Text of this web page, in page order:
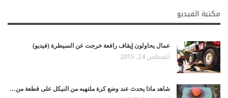
مكتبة الفيديو
عمال يحاولون إيقاف رافعة خرجت عن السيطرة (فيديو)
أغسطس 24, 2015
شاهد ماذا يحدث عند وضع كرة ملتهبه من النيكل على قطعة من…